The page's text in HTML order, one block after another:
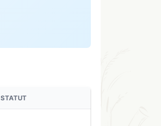
STATUT